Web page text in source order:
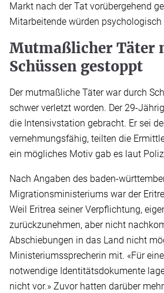
Markt nach der Tat vorübergehend
Mitarbeitende würden psychologisch
Mutmaßlicher Täter
Schüssen gestoppt
Der mutmaßliche Täter war durch
schwer verletzt worden. Der 29-
die Intensivstation gebracht. Er sei
vernehmungsfähig, teilten die
ein mögliches Motiv gab es laut
Nach Angaben des baden-
Migrationsministeriums war der
Weil Eritrea seiner Verpflichtung,
zurückzunehmen, aber nicht
Abschiebungen in das Land nicht
Ministeriumssprecherin mit. «Für
notwendige Identitätsdokumente
nicht vor.» Zuvor hatten darüber